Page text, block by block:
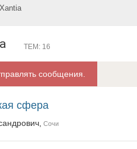
ТЕМ: 16
сообщения.
сфера
Сочи